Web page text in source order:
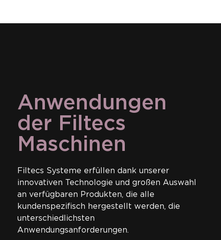
Anwendungen
der Filtecs
Maschinen
Filtecs Systeme erfüllen dank unserer
innovativen Technologie und großen Auswahl
an verfügbaren Produkten, die alle
kundenspezifisch hergestellt werden, die
unterschiedlichsten
Anwendungsanforderungen.